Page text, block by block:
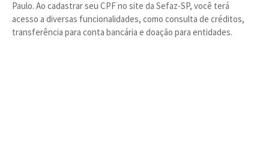
Paulo. Ao cadastrar seu CPF no site da Sefaz-SP, você terá
acesso a diversas funcionalidades, como consulta de créditos,
transferência para conta bancária e doação para entidades.